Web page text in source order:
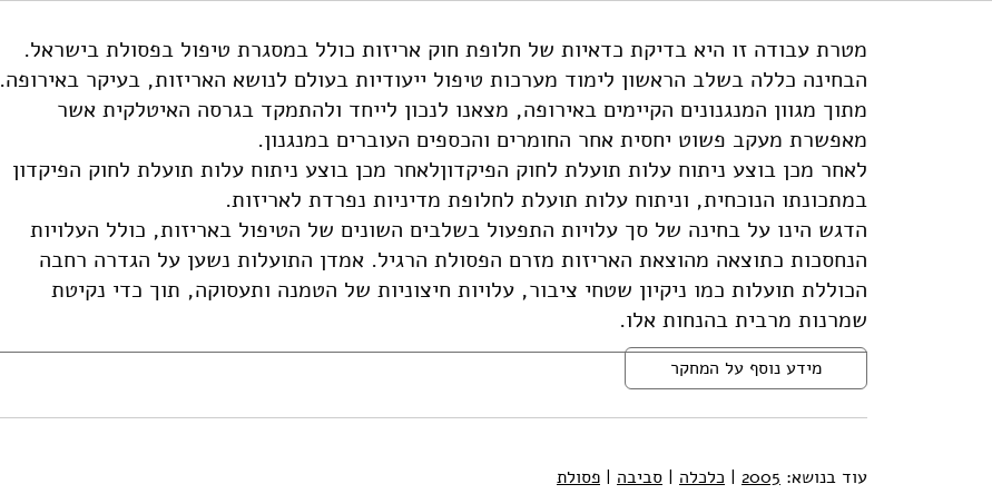
מטרת עבודה זו היא בדיקת כדאיות של חלופת חוק אריזות כולל במסגרת טיפול בפסולת בישראל.
הבחינה כללה בשלב הראשון לימוד מערכות טיפול ייעודיות בעולם לנושא האריזות, בעיקר באירופה.
מתוך מגוון המנגנונים הקיימים באירופה, מצאנו לנכון לייחד ולהתמקד בגרסה האיטלקית אשר
מאפשרת מעקב פשוט יחסית אחר החומרים והכספים העוברים במנגנון.
לאחר מכן בוצע ניתוח עלות תועלת לחוק הפיקדוןלאחר מכן בוצע ניתוח עלות תועלת לחוק הפיקדון
במתכונתו הנוכחית, וניתוח עלות תועלת לחלופת מדיניות נפרדת לאריזות.
הדגש הינו על בחינה של סך עלויות התפעול בשלבים השונים של הטיפול באריזות, כולל העלויות
הנחסכות כתוצאה מהוצאת האריזות מזרם הפסולת הרגיל. אמדן התועלות נשען על הגדרה רחבה
הכוללת תועלות כמו ניקיון שטחי ציבור, עלויות חיצוניות של הטמנה ותעסוקה, תוך כדי נקיטת
שמרנות מרבית בהנחות אלו.
מידע נוסף על המחקר
עוד בנושא: 2005
| כלכלה | סביבה | פסולת